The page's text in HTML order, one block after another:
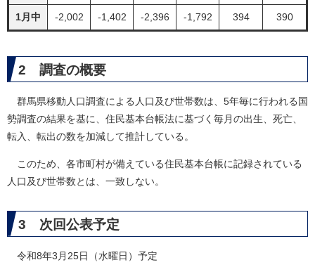
1月中 -2,002 -1,402 -2,396 -1,792 394 390
2 調査の概要
群馬県移動人口調査による人口及び世帯数は、5年毎に行われる国
勢調査の結果を基に、住民基本台帳法に基づく毎月の出生、死亡、
転入、転出の数を加減して推計している。
このため、各市町村が備えている住民基本台帳に記録されている
人口及び世帯数とは、一致しない。
3 次回公表予定
令和8年3月25日（水曜日）予定